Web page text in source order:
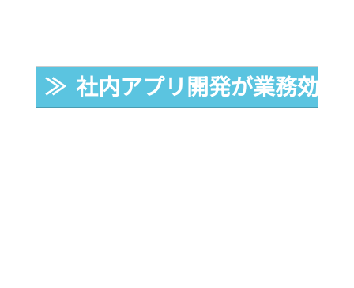
≫  社内アプリ開発が業務効率